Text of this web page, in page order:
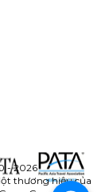
- 2026
thương hiệu của